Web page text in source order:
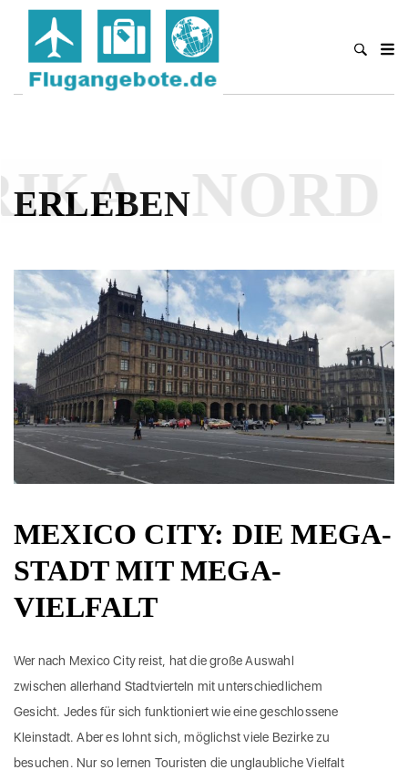
ERLEBEN
MEXICO CITY: DIE MEGA-
STADT MIT MEGA-
VIELFALT
Wer nach Mexico City reist, hat die große Auswahl
zwischen allerhand Stadtvierteln mit unterschiedlichem
Gesicht. Jedes für sich funktioniert wie eine geschlossene
Kleinstadt. Aber es lohnt sich, möglichst viele Bezirke zu
besuchen. Nur so lernen Touristen die unglaubliche Vielfalt